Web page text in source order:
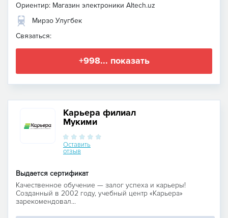
Ориентир: Магазин электроники Altech.uz
Мирзо Улугбек
Связаться:
+998... показать
Карьера филиал
Мукими
Оставить
отзыв
Выдается сертификат
Качественное обучение — залог успеха и карьеры!
Созданный в 2002 году, учебный центр «Карьера»
зарекомендовал...